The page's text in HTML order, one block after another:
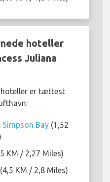
hoteller
Juliana
hoteller er tættest
Simpson Bay (1,52
KM / 2,27 Miles)
(4,5 KM / 2,8 Miles)